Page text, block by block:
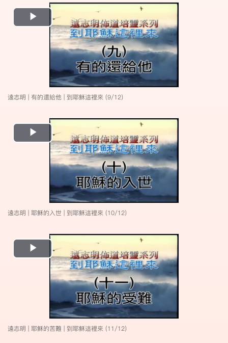
Play
Video
遠志明 | 有的還給他 | 到耶穌這裡來 (9/12)
Play
Video
遠志明 | 耶穌的入世 | 到耶穌這裡來 (10/12)
Play
Video
遠志明 | 耶穌的苦難 | 到耶穌這裡來 (11/12)